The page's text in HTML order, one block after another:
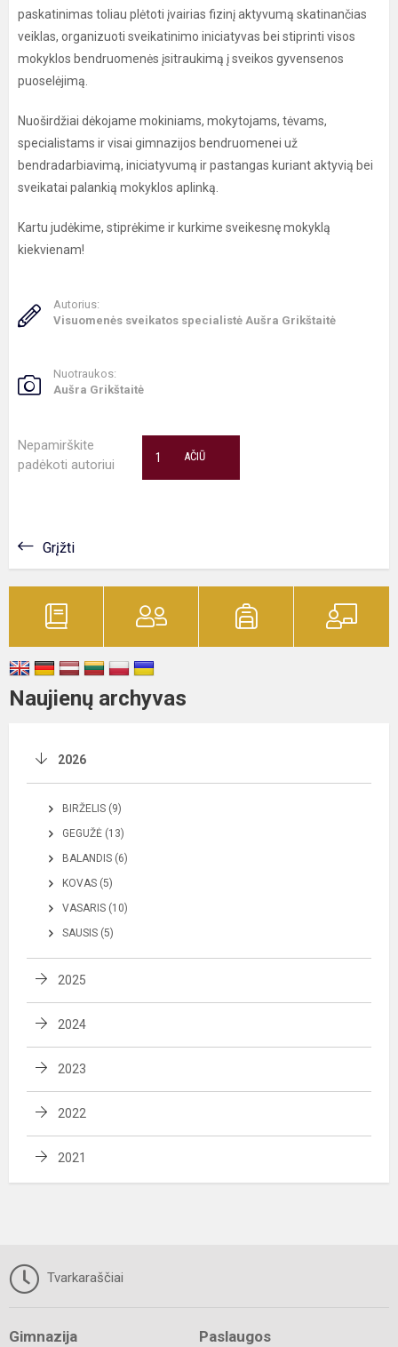
paskatinimas toliau plėtoti įvairias fizinį aktyvumą skatinančias
veiklas, organizuoti sveikatinimo iniciatyvas bei stiprinti visos
mokyklos bendruomenės įsitraukimą į sveikos gyvensenos
puoselėjimą.
Nuoširdžiai dėkojame mokiniams, mokytojams, tėvams,
specialistams ir visai gimnazijos bendruomenei už
bendradarbiavimą, iniciatyvumą ir pastangas kuriant aktyvią bei
sveikatai palankią mokyklos aplinką.
Kartu judėkime, stiprėkime ir kurkime sveikesnę mokyklą
kiekvienam!
Autorius:
Visuomenės sveikatos specialistė Aušra Grikštaitė
Nuotraukos:
Aušra Grikštaitė
Nepamirškite
padėkoti autoriui
AČIŪ
1
Grįžti
Naujienų archyvas
2026
BIRŽELIS (9)
GEGUŽĖ (13)
BALANDIS (6)
KOVAS (5)
VASARIS (10)
SAUSIS (5)
2025
2024
2023
2022
2021
Tvarkaraščiai
Gimnazija Paslaugos